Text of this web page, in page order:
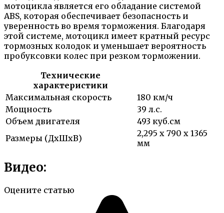
мотоцикла является его обладание системой
ABS, которая обеспечивает безопасность и
уверенность во время торможения. Благодаря
этой системе, мотоцикл имеет кратный ресурс
тормозных колодок и уменьшает вероятность
пробуксовки колес при резком торможении.
Технические
характеристики
Максимальная скорость
180 км/ч
Мощность
39 л.с.
Объем двигателя
493 куб.см
Размеры (ДхШхВ)
2,295 x 790 x 1365
мм
Видео:
Оцените статью